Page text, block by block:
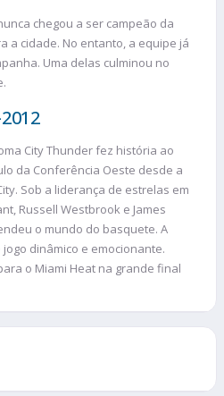
chegou a ser campeão da
a cidade. No entanto, a equipe já
Uma delas culminou no
City Thunder fez história ao
da Conferência Oeste desde a
Sob a liderança de estrelas em
Russell Westbrook e James
o mundo do basquete. A
dinâmico e emocionante.
o Miami Heat na grande final